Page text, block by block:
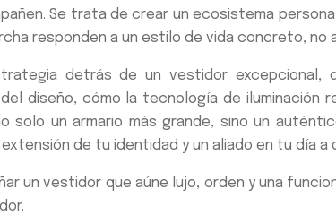
Se trata de crear un ecosistema
responden a un estilo de vida concreto, no
detrás de un vestidor excepcional,
diseño, cómo la tecnología de iluminación
un armario más grande, sino un
de tu identidad y un aliado en tu día a
un vestidor que aúne lujo, orden y una